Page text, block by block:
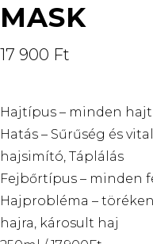
MASK
17 900 Ft
Hajtípus – minden
Hatás – Sűrűség és
hajsimító, Táplálás
Fejbőrtípus – minden
Hajprobléma –
hajra, károsult haj